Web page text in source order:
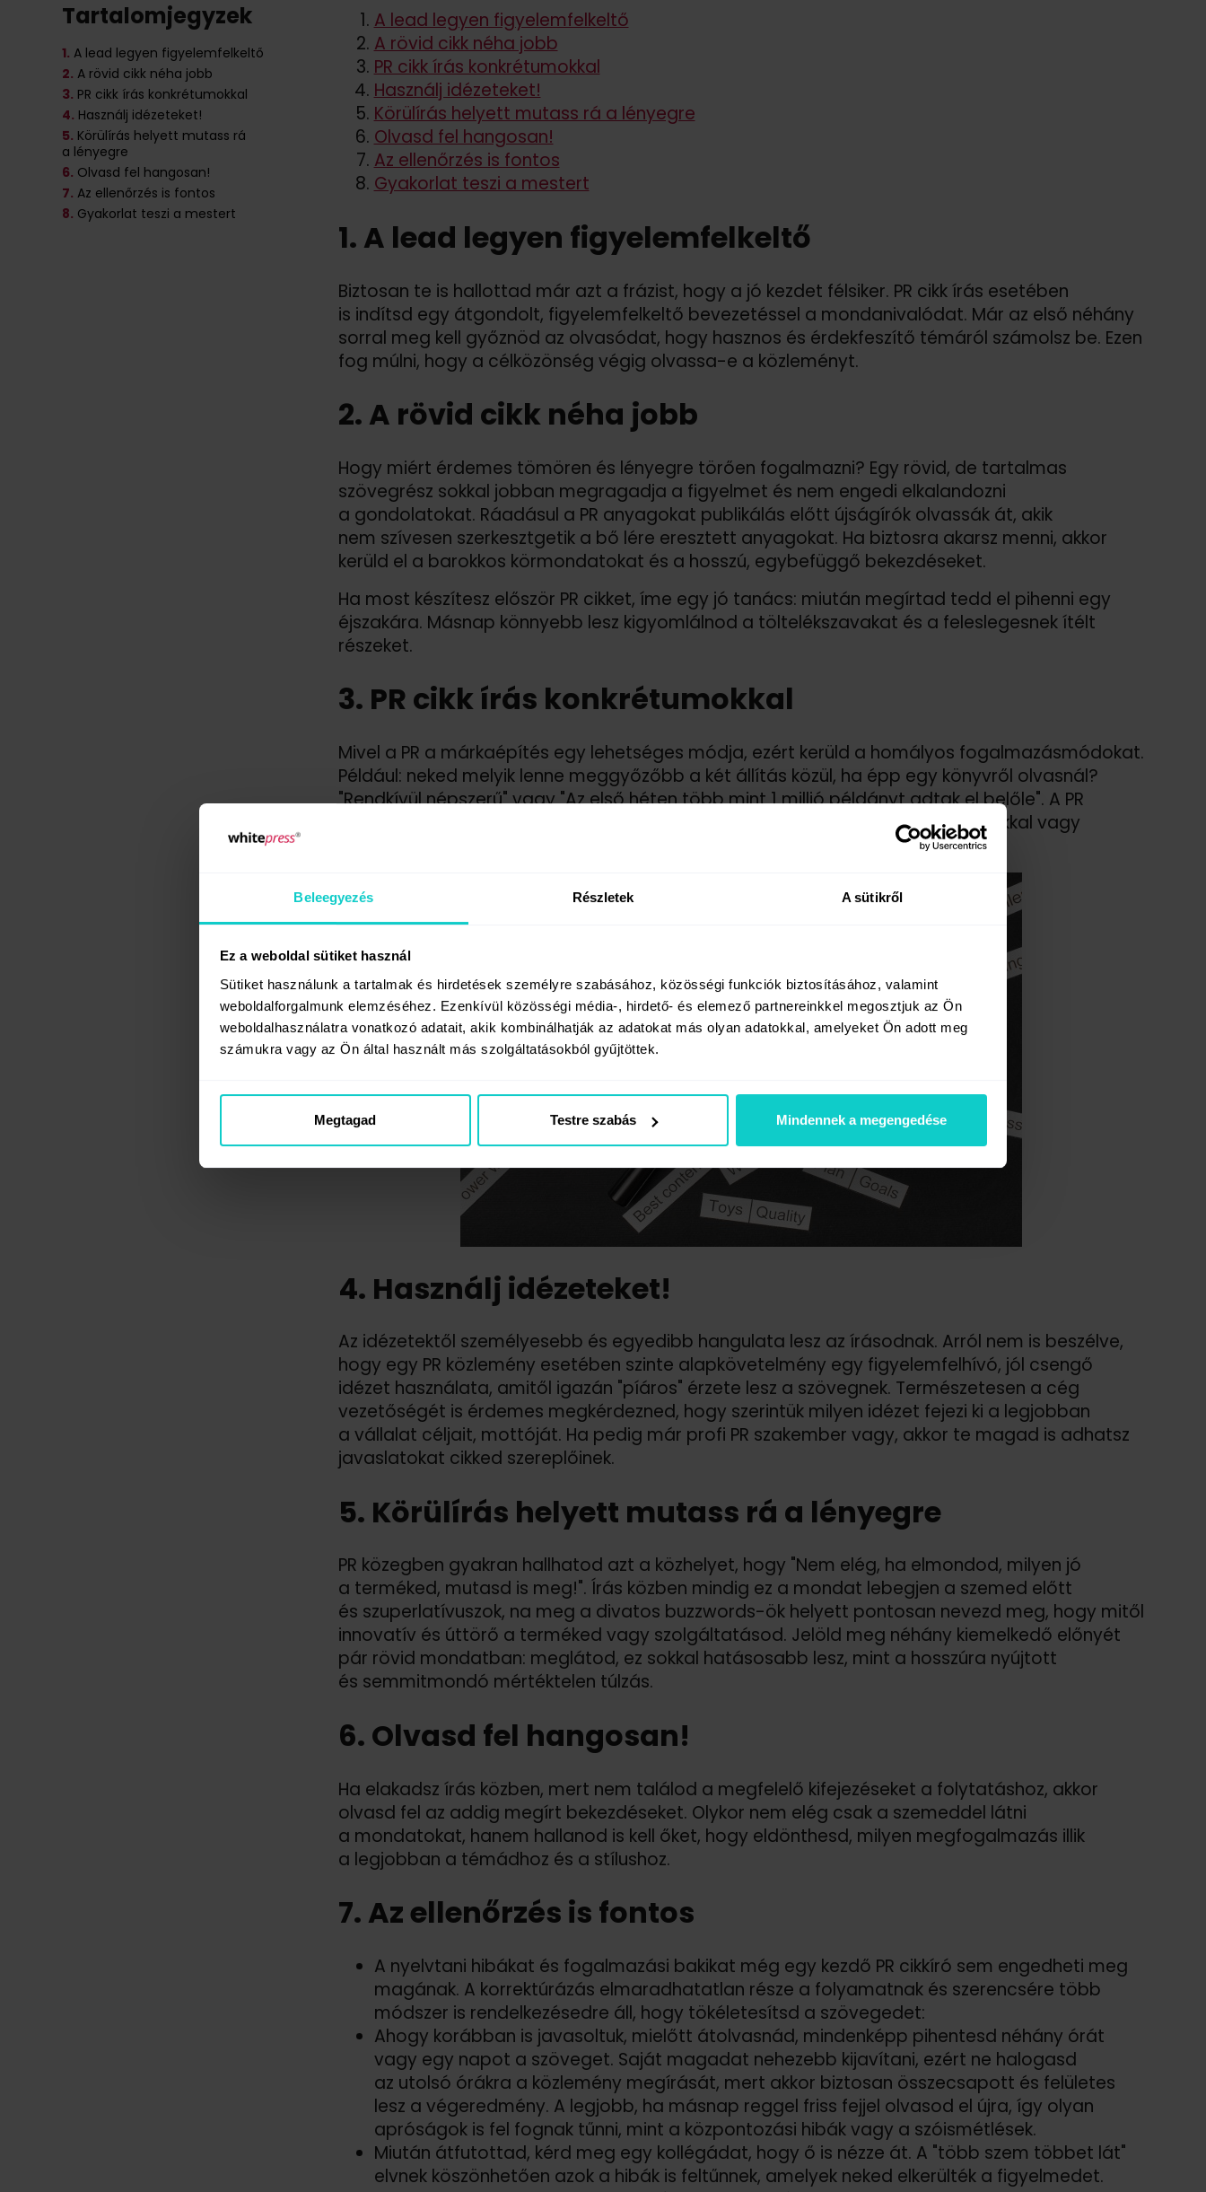
Beleegyezés Részletek A sütikről
Ez a weboldal sütiket használ
Sütiket használunk a tartalmak és hirdetések személyre szabásához, közösségi funkciók biztosításához, valamint
weboldalforgalmunk elemzéséhez. Ezenkívül közösségi média-, hirdető- és elemező partnereinkkel megosztjuk az Ön
weboldalhasználatra vonatkozó adatait, akik kombinálhatják az adatokat más olyan adatokkal, amelyeket Ön adott meg
számukra vagy az Ön által használt más szolgáltatásokból gyűjtöttek.
Megtagad Testre szabás Mindennek a megengedése
Tartalomjegyzek
1. A lead legyen figyelemfelkeltő
2. A rövid cikk néha jobb
3. PR cikk írás konkrétumokkal
4. Használj idézeteket!
5. Körülírás helyett mutass rá
a lényegre
6. Olvasd fel hangosan!
7. Az ellenőrzés is fontos
8. Gyakorlat teszi a mestert
A lead legyen figyelemfelkeltő
A rövid cikk néha jobb
PR cikk írás konkrétumokkal
Használj idézeteket!
Körülírás helyett mutass rá a lényegre
Olvasd fel hangosan!
Az ellenőrzés is fontos
Gyakorlat teszi a mestert
1. A lead legyen figyelemfelkeltő
Biztosan te is hallottad már azt a frázist, hogy a jó kezdet félsiker. PR cikk írás esetében
is indítsd egy átgondolt, figyelemfelkeltő bevezetéssel a mondanivalódat. Már az első néhány
sorral meg kell győznöd az olvasódat, hogy hasznos és érdekfeszítő témáról számolsz be. Ezen
fog múlni, hogy a célközönség végig olvassa-e a közleményt.
2. A rövid cikk néha jobb
Hogy miért érdemes tömören és lényegre törően fogalmazni? Egy rövid, de tartalmas
szövegrész sokkal jobban megragadja a figyelmet és nem engedi elkalandozni
a gondolatokat. Ráadásul a PR anyagokat publikálás előtt újságírók olvassák át, akik
nem szívesen szerkesztgetik a bő lére eresztett anyagokat. Ha biztosra akarsz menni, akkor
kerüld el a barokkos körmondatokat és a hosszú, egybefüggő bekezdéseket.
Ha most készítesz először PR cikket, íme egy jó tanács: miután megírtad tedd el pihenni egy
éjszakára. Másnap könnyebb lesz kigyomlálnod a töltelékszavakat és a feleslegesnek ítélt
részeket.
3. PR cikk írás konkrétumokkal
Mivel a PR a márkaépítés egy lehetséges módja, ezért kerüld a homályos fogalmazásmódokat.
Például: neked melyik lenne meggyőzőbb a két állítás közül, ha épp egy könyvről olvasnál?
"Rendkívül népszerű" vagy "Az első héten több mint 1 millió példányt adtak el belőle". A PR
műfajában igenis helye van a számoknak: támaszd alá a mondandódat példákkal vagy
4. Használj idézeteket!
Az idézetektől személyesebb és egyedibb hangulata lesz az írásodnak. Arról nem is beszélve,
hogy egy PR közlemény esetében szinte alapkövetelmény egy figyelemfelhívó, jól csengő
idézet használata, amitől igazán "píáros" érzete lesz a szövegnek. Természetesen a cég
vezetőségét is érdemes megkérdezned, hogy szerintük milyen idézet fejezi ki a legjobban
a vállalat céljait, mottóját. Ha pedig már profi PR szakember vagy, akkor te magad is adhatsz
javaslatokat cikked szereplőinek.
5. Körülírás helyett mutass rá a lényegre
PR közegben gyakran hallhatod azt a közhelyet, hogy "Nem elég, ha elmondod, milyen jó
a terméked, mutasd is meg!". Írás közben mindig ez a mondat lebegjen a szemed előtt
és szuperlatívuszok, na meg a divatos buzzwords-ök helyett pontosan nevezd meg, hogy mitől
innovatív és úttörő a terméked vagy szolgáltatásod. Jelöld meg néhány kiemelkedő előnyét
pár rövid mondatban: meglátod, ez sokkal hatásosabb lesz, mint a hosszúra nyújtott
és semmitmondó mértéktelen túlzás.
6. Olvasd fel hangosan!
Ha elakadsz írás közben, mert nem találod a megfelelő kifejezéseket a folytatáshoz, akkor
olvasd fel az addig megírt bekezdéseket. Olykor nem elég csak a szemeddel látni
a mondatokat, hanem hallanod is kell őket, hogy eldönthesd, milyen megfogalmazás illik
a legjobban a témádhoz és a stílushoz.
7. Az ellenőrzés is fontos
A nyelvtani hibákat és fogalmazási bakikat még egy kezdő PR cikkíró sem engedheti meg
magának. A korrektúrázás elmaradhatatlan része a folyamatnak és szerencsére több
módszer is rendelkezésedre áll, hogy tökéletesítsd a szövegedet:
Ahogy korábban is javasoltuk, mielőtt átolvasnád, mindenképp pihentesd néhány órát
vagy egy napot a szöveget. Saját magadat nehezebb kijavítani, ezért ne halogasd
az utolsó órákra a közlemény megírását, mert akkor biztosan összecsapott és felületes
lesz a végeredmény. A legjobb, ha másnap reggel friss fejjel olvasod el újra, így olyan
apróságok is fel fognak tűnni, mint a központozási hibák vagy a szóismétlések.
Miután átfutottad, kérd meg egy kollégádat, hogy ő is nézze át. A "több szem többet lát"
elvnek köszönhetően azok a hibák is feltűnnek, amelyek neked elkerülték a figyelmedet.